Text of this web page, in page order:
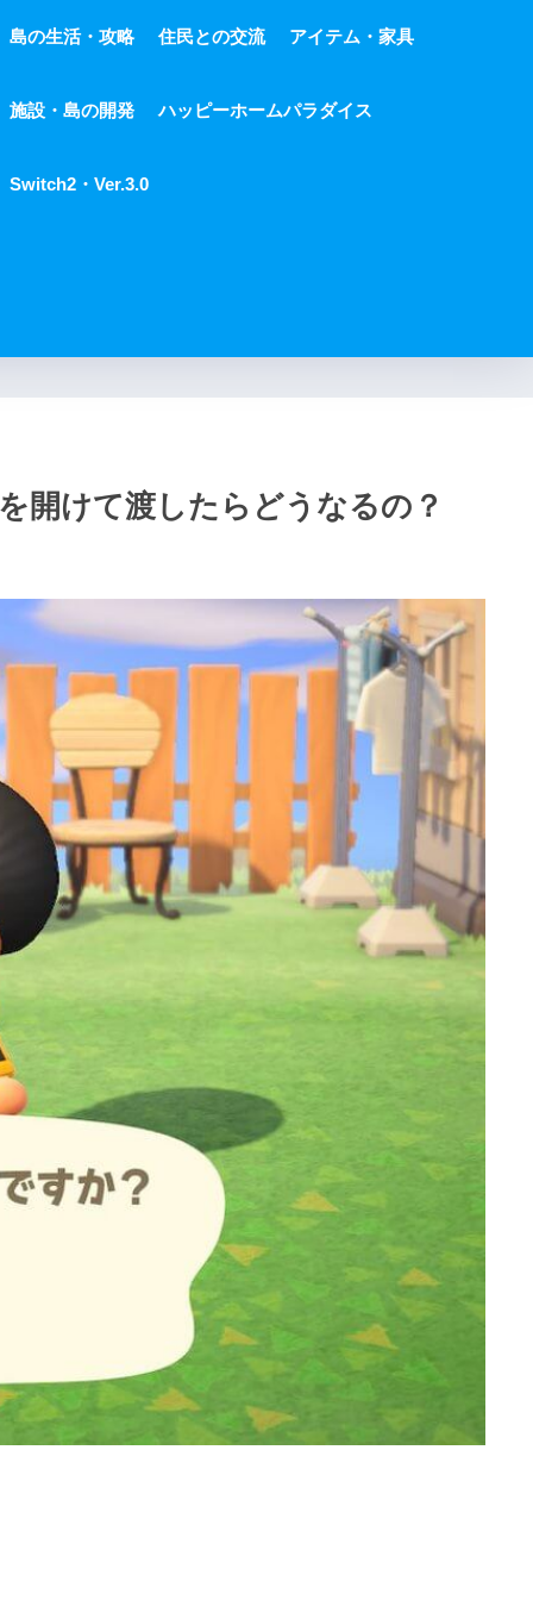
島の生活・攻略 住民との交流 アイテム・家具
施設・島の開発 ハッピーホームパラダイス
Switch2・Ver.3.0
開けて渡したらどうなるの？